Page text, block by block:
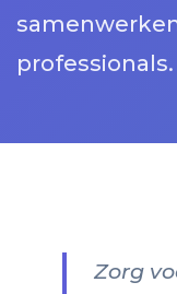
professionals.
Zorg